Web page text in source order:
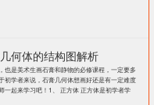
何体的结构图解析
也是美术生画石膏和静物的必修课程，一定要多
初学者来说，石膏几何体想画好还是有一定难度
一起来学习吧！1、 正方体 正方体是初学者学